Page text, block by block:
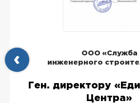
ООО «Служба
инженерного
Ген. директору
Центра»